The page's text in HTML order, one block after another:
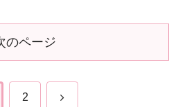
のページ
2 次